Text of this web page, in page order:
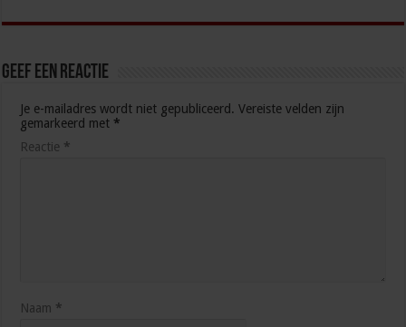
Geef een reactie
Je e-mailadres wordt niet gepubliceerd. Vereiste velden zijn
gemarkeerd met *
Reactie *
Naam *